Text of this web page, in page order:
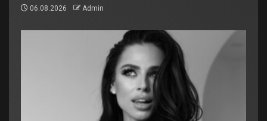
06.08.2026 Admin